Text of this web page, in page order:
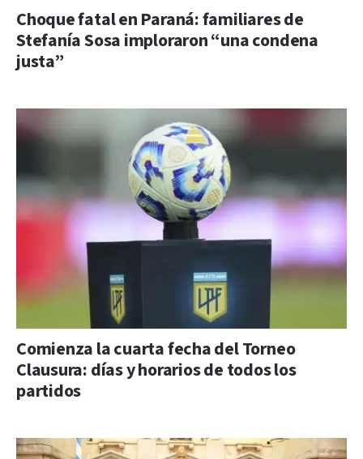
Choque fatal en Paraná: familiares de
Stefanía Sosa imploraron “una condena
justa”
Comienza la cuarta fecha del Torneo
Clausura: días y horarios de todos los
partidos